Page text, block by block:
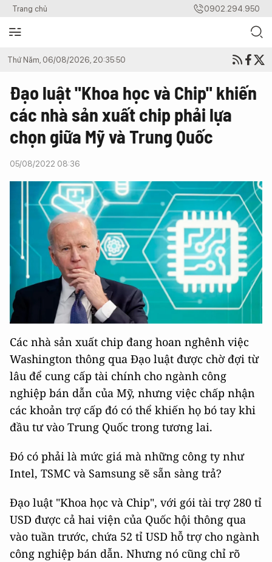
Trang chủ 0902.294.950
Thứ Năm, 06/08/2026, 20:35:50
Đạo luật "Khoa học và Chip" khiến
các nhà sản xuất chip phải lựa
chọn giữa Mỹ và Trung Quốc
05/08/2022 08:36
Các nhà sản xuất chip đang hoan nghênh việc
Washington thông qua Đạo luật được chờ đợi từ
lâu để cung cấp tài chính cho ngành công
nghiệp bán dẫn của Mỹ, nhưng việc chấp nhận
các khoản trợ cấp đó có thể khiến họ bó tay khi
đầu tư vào Trung Quốc trong tương lai.
Đó có phải là mức giá mà những công ty như
Intel, TSMC và Samsung sẽ sẵn sàng trả?
Đạo luật "Khoa học và Chip", với gói tài trợ 280 tỉ
USD được cả hai viện của Quốc hội thông qua
vào tuần trước, chứa 52 tỉ USD hỗ trợ cho ngành
công nghiệp bán dẫn. Nhưng nó cũng chỉ rõ